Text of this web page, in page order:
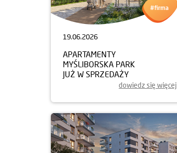
19.06.2026
APARTAMENTY
MYŚLIBORSKA PARK
JUŻ W SPRZEDAŻY
dowiedz się więcej